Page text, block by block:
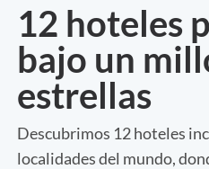
12 hoteles
bajo un
estrellas
Descubrimos 12 hoteles
localidades del mundo,